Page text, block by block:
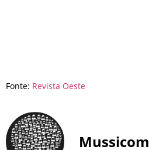
Fonte: Revista Oeste
Mussicom